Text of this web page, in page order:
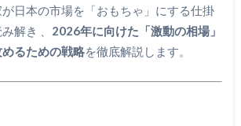
日本の市場を「おもちゃ」にする仕掛
解き
2026年に向けた「激動の相場」
るための戦略を徹底解説します。